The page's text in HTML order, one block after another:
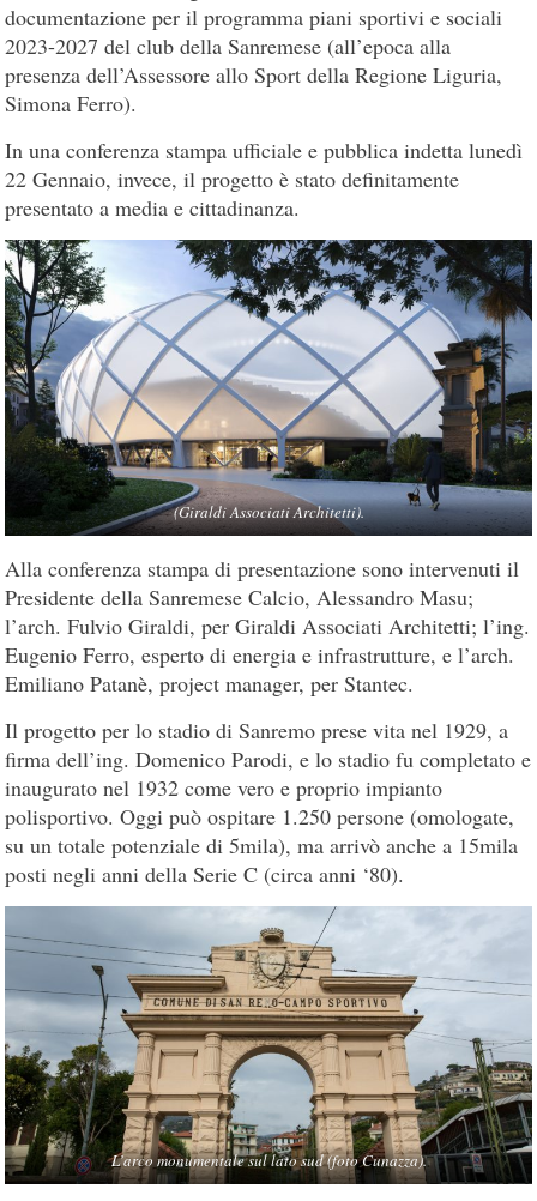
documentazione per il programma piani sportivi e sociali
2023-2027 del club della Sanremese (all’epoca alla
presenza dell’Assessore allo Sport della Regione Liguria,
Simona Ferro).
In una conferenza stampa ufficiale e pubblica indetta lunedì
22 Gennaio, invece, il progetto è stato definitamente
presentato a media e cittadinanza.
(Giraldi Associati Architetti).
Alla conferenza stampa di presentazione sono intervenuti il
Presidente della Sanremese Calcio, Alessandro Masu;
l’arch. Fulvio Giraldi, per Giraldi Associati Architetti; l’ing.
Eugenio Ferro, esperto di energia e infrastrutture, e l’arch.
Emiliano Patanè, project manager, per Stantec.
Il progetto per lo stadio di Sanremo prese vita nel 1929, a
firma dell’ing. Domenico Parodi, e lo stadio fu completato e
inaugurato nel 1932 come vero e proprio impianto
polisportivo. Oggi può ospitare 1.250 persone (omologate,
su un totale potenziale di 5mila), ma arrivò anche a 15mila
posti negli anni della Serie C (circa anni ‘80).
L’arco monumentale sul lato sud (foto Cunazza).